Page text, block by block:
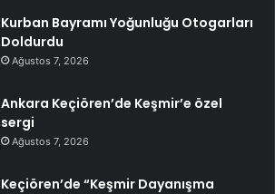
Kurban Bayramı Yoğunluğu Otogarları
Doldurdu
Ağustos 7, 2026
Ankara Keçiören’de Keşmir’e özel
sergi
Ağustos 7, 2026
Keçiören’de “Keşmir Dayanışma